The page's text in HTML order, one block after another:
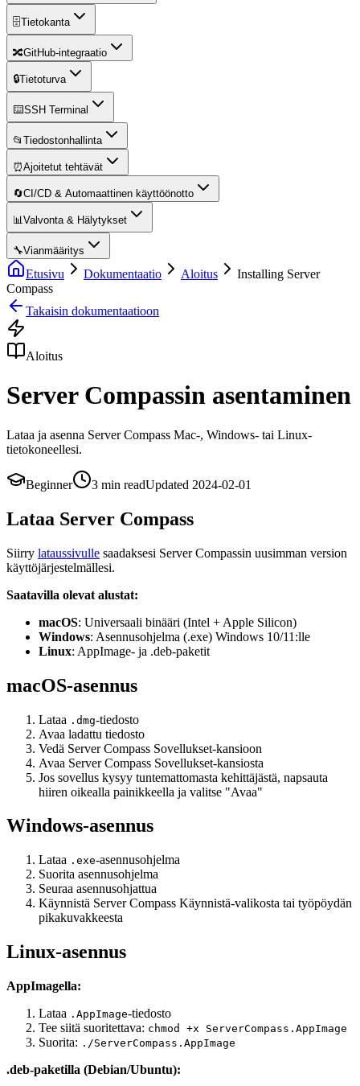
🗄️Tietokanta
🔀GitHub-integraatio
🔒Tietoturva
⌨️SSH Terminal
📂 Tiedostonhallinta
⏰Ajoitetut tehtävät
🔄CI/CD & Automaattinen käyttöönotto
📊Valvonta & Hälytykset
🔧Vianmääritys
Etusivu Dokumentaatio Aloitus
Installing Server
Compass
Takaisin dokumentaatioon
Aloitus
Server Compassin asentaminen
Lataa ja asenna Server Compass Mac-, Windows- tai Linux-
tietokoneellesi.
Beginner 3 min readUpdated 2024-02-01
Lataa Server Compass
Siirry lataussivulle saadaksesi Server Compassin uusimman version
käyttöjärjestelmällesi.
Saatavilla olevat alustat:
macOS: Universaali binääri (Intel + Apple Silicon)
Windows: Asennusohjelma (.exe) Windows 10/11:lle
Linux: AppImage- ja .deb-paketit
macOS-asennus
Lataa .dmg-tiedosto
Avaa ladattu tiedosto
Vedä Server Compass Sovellukset-kansioon
Avaa Server Compass Sovellukset-kansiosta
Jos sovellus kysyy tuntemattomasta kehittäjästä, napsauta
hiiren oikealla painikkeella ja valitse "Avaa"
Windows-asennus
Lataa .exe-asennusohjelma
Suorita asennusohjelma
Seuraa asennusohjattua
Käynnistä Server Compass Käynnistä-valikosta tai työpöydän
pikakuvakkeesta
Linux-asennus
AppImagella:
Lataa .AppImage-tiedosto
Tee siitä suoritettava: chmod +x ServerCompass.AppImage
Suorita: ./ServerCompass.AppImage
.deb-paketilla (Debian/Ubuntu):